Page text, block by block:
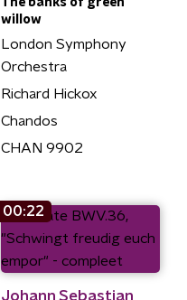
willow
London Symphony
Orchestra
Richard Hickox
Chandos
CHAN 9902
00:22
Johann Sebastian